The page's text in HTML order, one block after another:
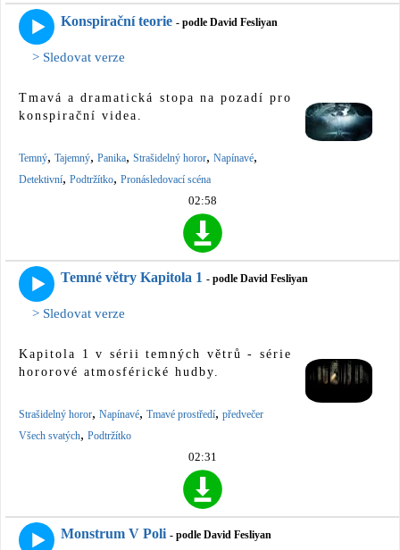
Konspirační teorie - podle David Fesliyan
> Sledovat verze
Tmavá a dramatická stopa na pozadí pro
konspirační videa.
Temný, Tajemný, Panika, Strašidelný horor, Napínavé,
Detektivní, Podtržítko, Pronásledovací scéna
02:58
Temné větry Kapitola 1 - podle David Fesliyan
> Sledovat verze
Kapitola 1 v sérii temných větrů - série
hororové atmosférické hudby.
Strašidelný horor, Napínavé, Tmavé prostředí, předvečer
Všech svatých, Podtržítko
02:31
Monstrum V Poli - podle David Fesliyan